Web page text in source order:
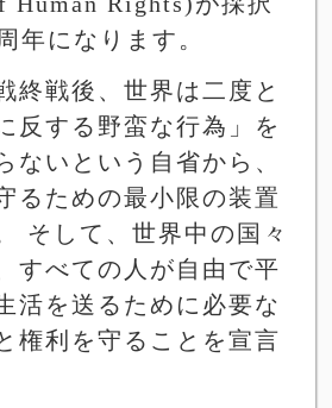
年になります。
終戦後、世界は二度と
反する野蛮な行為」を
ないという自省から、
るための最小限の装置
そして、世界中の国々
すべての人が自由で平
活を送るために必要な
権利を守ることを宣言